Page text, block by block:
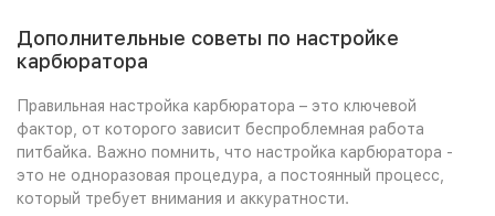
Дополнительные советы по настройке
карбюратора
Правильная настройка карбюратора – это ключевой
фактор, от которого зависит беспроблемная работа
питбайка. Важно помнить, что настройка карбюратора -
это не одноразовая процедура, а постоянный процесс,
который требует внимания и аккуратности.